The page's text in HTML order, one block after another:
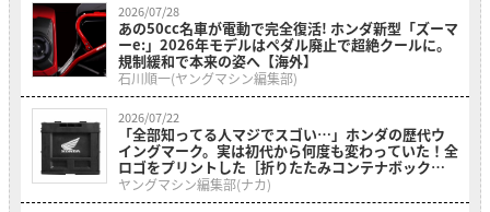
2026/07/28
あの50cc名車が電動で完全復活! ホンダ新型「ズーマ
ーe:」2026年モデルはペダル廃止で超絶クールに。
規制緩和で本来の姿へ【海外】
石川順一(ヤングマシン編集部)
2026/07/22
「全部知ってる人マジでスゴい…」ホンダの歴代ウ
イングマーク。実は初代から何度も変わっていた！全
ロゴをプリントした［折りたたみコンテナボックス
ホンダウィングヒストリー］
ヤングマシン編集部(ナカ)